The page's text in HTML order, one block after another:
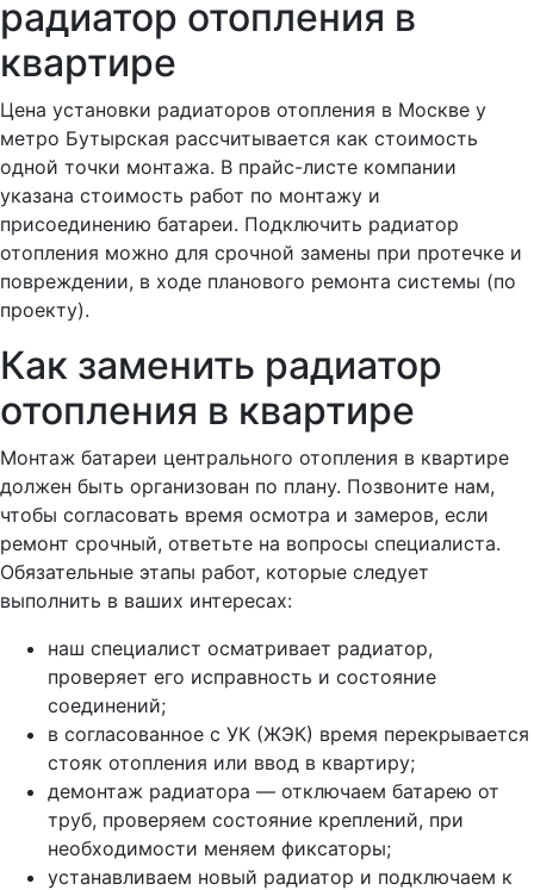
радиатор отопления в
квартире
Цена установки радиаторов отопления в Москве у
метро Бутырская рассчитывается как стоимость
одной точки монтажа. В прайс-листе компании
указана стоимость работ по монтажу и
присоединению батареи. Подключить радиатор
отопления можно для срочной замены при протечке и
повреждении, в ходе планового ремонта системы (по
проекту).
Как заменить радиатор
отопления в квартире
Монтаж батареи центрального отопления в квартире
должен быть организован по плану. Позвоните нам,
чтобы согласовать время осмотра и замеров, если
ремонт срочный, ответьте на вопросы специалиста.
Обязательные этапы работ, которые следует
выполнить в ваших интересах:
наш специалист осматривает радиатор,
проверяет его исправность и состояние
соединений;
в согласованное с УК (ЖЭК) время перекрывается
стояк отопления или ввод в квартиру;
демонтаж радиатора — отключаем батарею от
труб, проверяем состояние креплений, при
необходимости меняем фиксаторы;
устанавливаем новый радиатор и подключаем к